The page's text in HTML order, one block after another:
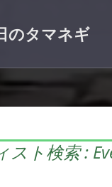
のタマネギ
スト検索 :